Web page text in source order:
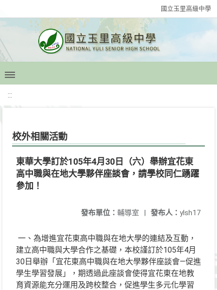
國立玉里高級中學
:::
校外相關活動
東華大學訂於105年4月30日（六）舉辦宜花東
高中職與在地大學夥伴座談會，請學校同仁踴躍
參加！
發布人： ylsh17
發布單位： 輔導室 |
一、為增進宜花東高中職與在地大學的連結及互動，
建立高中職與大學合作之基礎，本校謹訂於105年4月
30日舉辦「宜花東高中職與在地大學夥伴座談會—促進
學生學習發展」，期透過此座談會使得宜花東在地教
育資源能充分運用及跨校整合，促進學生多元化學習